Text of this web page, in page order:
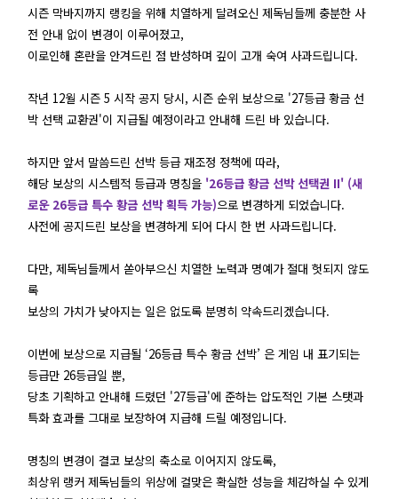
시즌 막바지까지 랭킹을 위해 치열하게 달려오신 제독님들께 충분한 사
전 안내 없이 변경이 이루어졌고,
이로인해 혼란을 안겨드린 점 반성하며 깊이 고개 숙여 사과드립니다.
작년 12월 시즌 5 시작 공지 당시, 시즌 순위 보상으로 '27등급 황금 선
박 선택 교환권'이 지급될 예정이라고 안내해 드린 바 있습니다.
하지만 앞서 말씀드린 선박 등급 재조정 정책에 따라,
해당 보상의 시스템적 등급과 명칭을 '26등급 황금 선박 선택권 II' (새
로운 26등급 특수 황금 선박 획득 가능)으로 변경하게 되었습니다.
사전에 공지드린 보상을 변경하게 되어 다시 한 번 사과드립니다.
다만, 제독님들께서 쏟아부으신 치열한 노력과 명예가 절대 헛되지 않도
록
보상의 가치가 낮아지는 일은 없도록 분명히 약속드리겠습니다.
이번에 보상으로 지급될 ‘26등급 특수 황금 선박’ 은 게임 내 표기되는
등급만 26등급일 뿐,
당초 기획하고 안내해 드렸던 '27등급'에 준하는 압도적인 기본 스탯과
특화 효과를 그대로 보장하여 지급해 드릴 예정입니다.
명칭의 변경이 결코 보상의 축소로 이어지지 않도록,
최상위 랭커 제독님들의 위상에 걸맞은 확실한 성능을 체감하실 수 있게